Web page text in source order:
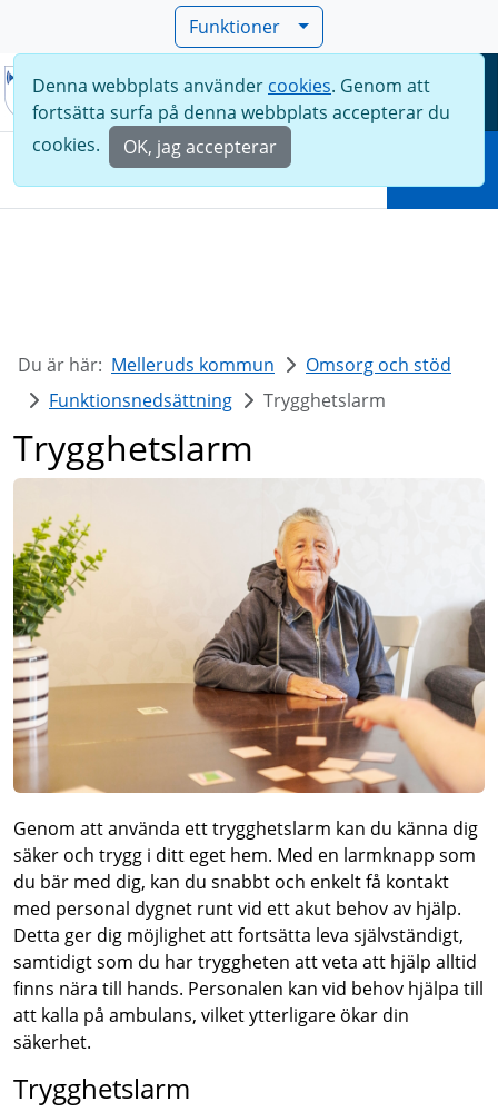
Funktioner
Meny
Denna webbplats använder cookies. Genom att
fortsätta surfa på denna webbplats accepterar du
cookies.
OK, jag accepterar
Du är här: Melleruds kommun
Omsorg och stöd
Funktionsnedsättning
Trygghetslarm
Trygghetslarm
Genom att använda ett trygghetslarm kan du känna dig
säker och trygg i ditt eget hem. Med en larmknapp som
du bär med dig, kan du snabbt och enkelt få kontakt
med personal dygnet runt vid ett akut behov av hjälp.
Detta ger dig möjlighet att fortsätta leva självständigt,
samtidigt som du har tryggheten att veta att hjälp alltid
finns nära till hands. Personalen kan vid behov hjälpa till
att kalla på ambulans, vilket ytterligare ökar din
säkerhet.
Trygghetslarm